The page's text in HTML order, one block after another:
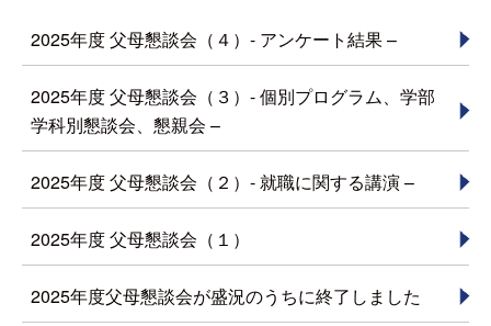
2025年度 父母懇談会（４）- アンケート結果 –
2025年度 父母懇談会（３）- 個別プログラム、学部
学科別懇談会、懇親会 –
2025年度 父母懇談会（２）- 就職に関する講演 –
2025年度 父母懇談会（１）
2025年度父母懇談会が盛況のうちに終了しました